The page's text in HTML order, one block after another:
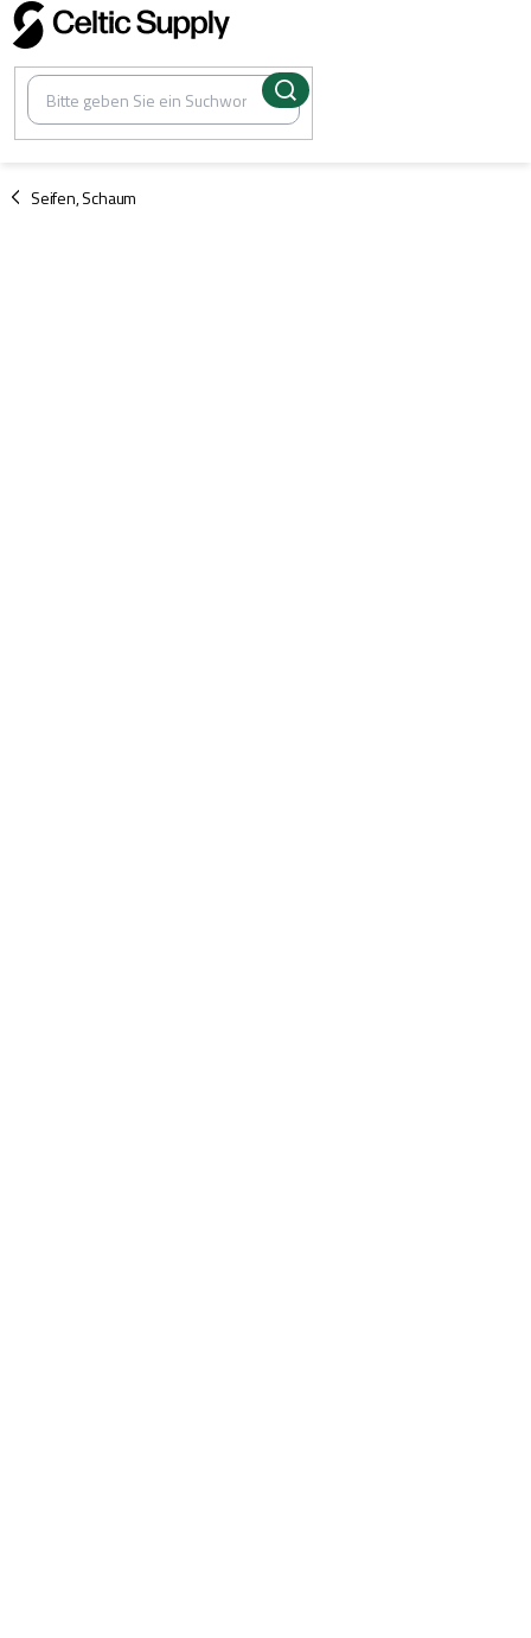
Zum
Inhalt
springen
Seifen, Schaum
/